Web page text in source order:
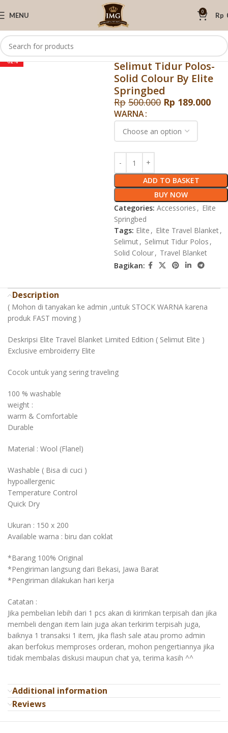
MENU 0 Rp
Home Elite Springbed
-62%
Elite Travel Blanket –
Selimut Tidur Polos-
Solid Colour By Elite
Springbed
Rp 500.000 Rp 189.000
WARNA
ADD TO BASKET
BUY NOW
Categories: Accessories , Elite
Springbed
Tags: Elite , Elite Travel Blanket,
Selimut, Selimut Tidur Polos ,
Solid Colour, Travel Blanket
Bagikan:
Description
( Mohon di tanyakan ke admin ,untuk STOCK WARNA karena
produk FAST moving )
Deskripsi Elite Travel Blanket Limited Edition ( Selimut Elite )
Exclusive embroiderry Elite
Cocok untuk yang sering traveling
100 % washable
weight :
warm & Comfortable
Durable
Material : Wool (Flanel)
Washable ( Bisa di cuci )
hypoallergenic
Temperature Control
Quick Dry
Ukuran : 150 x 200
Available warna : biru dan coklat
*Barang 100% Original
*Pengiriman langsung dari Bekasi, Jawa Barat
*Pengiriman dilakukan hari kerja
Catatan :
Jika pembelian lebih dari 1 pcs akan di kirimkan terpisah dan jika
membeli dengan item lain juga akan terkirim terpisah juga,
baiknya 1 transaksi 1 item, jika flash sale atau promo admin
akan berfokus memproses orderan, mohon pengertiannya jika
tidak membalas diskusi maupun chat ya, terima kasih ^^
Additional information
Reviews